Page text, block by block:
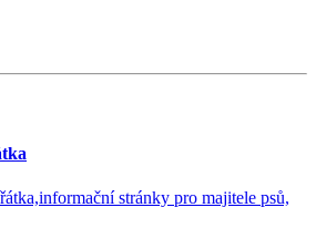
stránky pro majitele psů,